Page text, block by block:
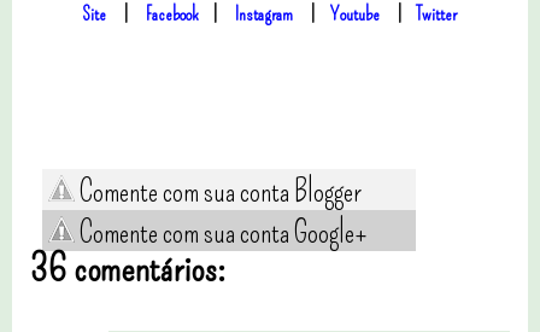
Site Facebook Instagram Youtube |Twitter
Comente com sua conta Blogger
Comente com sua conta Google+
36 comentários: